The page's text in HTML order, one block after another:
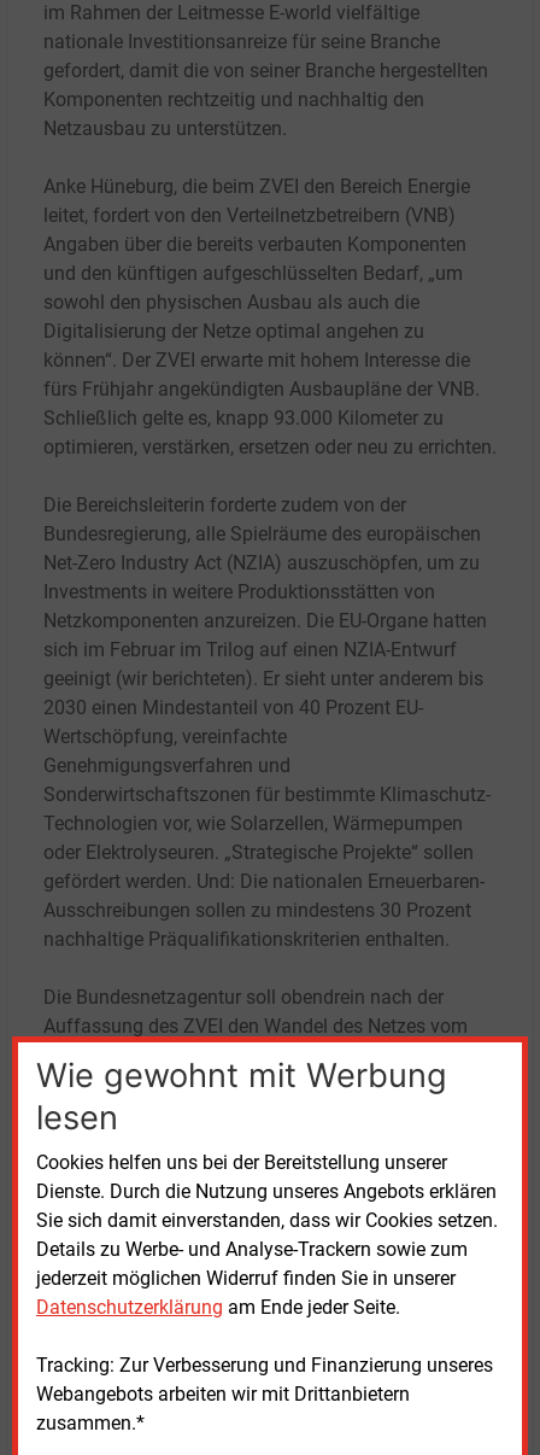
Wie gewohnt mit Werbung
lesen
Cookies helfen uns bei der Bereitstellung unserer
Dienste. Durch die Nutzung unseres Angebots erklären
Sie sich damit einverstanden, dass wir Cookies setzen.
Details zu Werbe- und Analyse-Trackern sowie zum
jederzeit möglichen Widerruf finden Sie in unserer
Datenschutzerklärung am Ende jeder Seite.
Tracking: Zur Verbesserung und Finanzierung unseres
Webangebots arbeiten wir mit Drittanbietern
zusammen.*
im Rahmen der Leitmesse E-world vielfältige
nationale Investitionsanreize für seine Branche
gefordert, damit die von seiner Branche hergestellten
Komponenten rechtzeitig und nachhaltig den
Netzausbau zu unterstützen.
Anke Hüneburg, die beim ZVEI den Bereich Energie
leitet, fordert von den Verteilnetzbetreibern (VNB)
Angaben über die bereits verbauten Komponenten
und den künftigen aufgeschlüsselten Bedarf, „um
sowohl den physischen Ausbau als auch die
Digitalisierung der Netze optimal angehen zu
können“. Der ZVEI erwarte mit hohem Interesse die
fürs Frühjahr angekündigten Ausbaupläne der VNB.
Schließlich gelte es, knapp 93.000 Kilometer zu
optimieren, verstärken, ersetzen oder neu zu errichten.
Die Bereichsleiterin forderte zudem von der
Bundesregierung, alle Spielräume des europäischen
Net-Zero Industry Act (NZIA) auszuschöpfen, um zu
Investments in weitere Produktionsstätten von
Netzkomponenten anzureizen. Die EU-Organe hatten
sich im Februar im Trilog auf einen NZIA-Entwurf
geeinigt (wir berichteten). Er sieht unter anderem bis
2030 einen Mindestanteil von 40 Prozent EU-
Wertschöpfung, vereinfachte
Genehmigungsverfahren und
Sonderwirtschaftszonen für bestimmte Klimaschutz-
Technologien vor, wie Solarzellen, Wärmepumpen
oder Elektrolyseuren. „Strategische Projekte“ sollen
gefördert werden. Und: Die nationalen Erneuerbaren-
Ausschreibungen sollen zu mindestens 30 Prozent
nachhaltige Präqualifikationskriterien enthalten.
Die Bundesnetzagentur soll obendrein nach der
Auffassung des ZVEI den Wandel des Netzes vom
für die Endkunden stärker anreizen − „beispielsweise
durch die Honorierung von Vorreitern“ des
Stromverbrauch (EnWG §14a) und beim
marktbasierten Bezug von Flexibilitäten (§14c). Der
Umbau zum Klimaneutralitätsnetz müsse genauso
beschleunigt werden wie der Smart Meter Rollout, so
Hüneburg.
Dienstag, 20.02.2024, 15:41 Uhr
Georg Eble
© 2026 Energie & Management GmbH